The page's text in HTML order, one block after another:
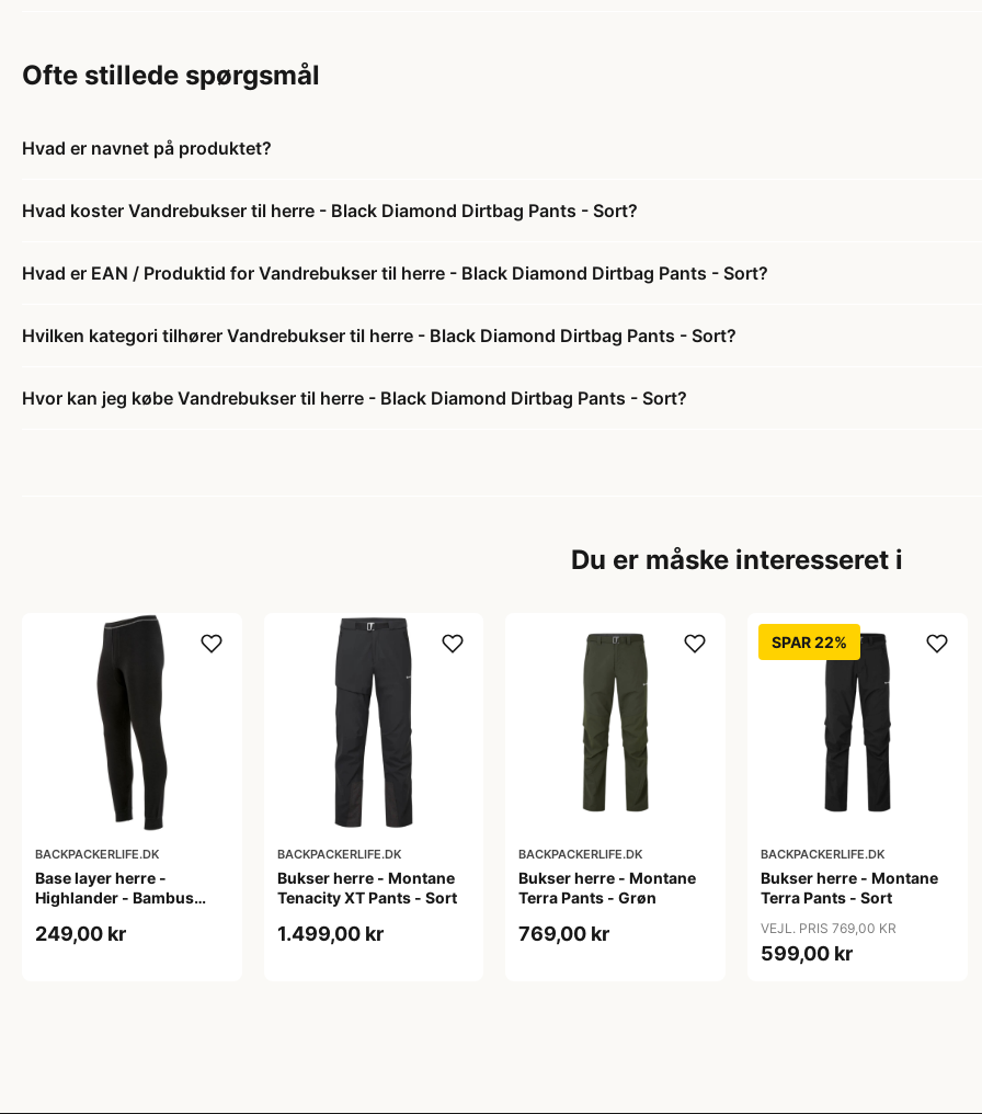
Ofte stillede spørgsmål
Hvad er navnet på produktet?
Hvad koster Vandrebukser til herre - Black Diamond Dirtbag Pants - Sort?
Hvad er EAN / Produktid for Vandrebukser til herre - Black Diamond Dirtbag Pants - Sort?
Hvilken kategori tilhører Vandrebukser til herre - Black Diamond Dirtbag Pants - Sort?
Hvor kan jeg købe Vandrebukser til herre - Black Diamond Dirtbag Pants - Sort?
Du er måske interesseret i
BACKPACKERLIFE.DK
Base layer herre -
Highlander - Bambus
249,00 kr
BACKPACKERLIFE.DK
Bukser herre - Montane
Tenacity XT Pants - Sort
1.499,00 kr
BACKPACKERLIFE.DK
Bukser herre - Montane
Terra Pants - Grøn
769,00 kr
SPAR 22%
BACKPACKERLIFE.DK
Bukser herre - Montane
Terra Pants - Sort
VEJL. PRIS 769,00 KR
599,00 kr